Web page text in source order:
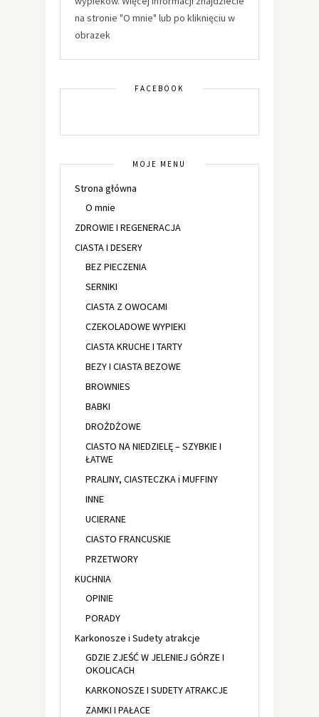
na stronie "O mnie" lub po kliknięciu w
obrazek
FACEBOOK
MOJE MENU
Strona główna
O mnie
ZDROWIE I REGENERACJA
CIASTA I DESERY
BEZ PIECZENIA
SERNIKI
CIASTA Z OWOCAMI
CZEKOLADOWE WYPIEKI
CIASTA KRUCHE I TARTY
BEZY I CIASTA BEZOWE
BROWNIES
BABKI
DROŻDŻOWE
CIASTO NA NIEDZIELĘ – SZYBKIE I
ŁATWE
PRALINY, CIASTECZKA i MUFFINY
INNE
UCIERANE
CIASTO FRANCUSKIE
PRZETWORY
KUCHNIA
OPINIE
PORADY
Karkonosze i Sudety atrakcje
GDZIE ZJEŚĆ W JELENIEJ GÓRZE I
OKOLICACH
KARKONOSZE I SUDETY ATRAKCJE
ZAMKI I PAŁACE